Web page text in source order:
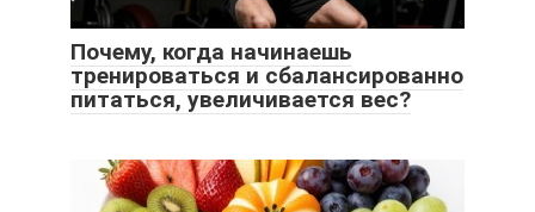
Почему, когда начинаешь
тренироваться и сбалансированно
питаться, увеличивается вес?